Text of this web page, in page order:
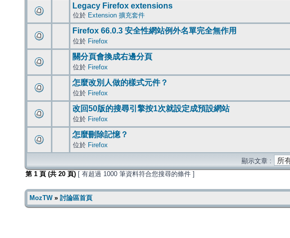
Legacy Firefox extensions
位於 Extension 擴充套件
Firefox 66.0.3 安全性網站例外名單完全無作用
位於 Firefox
關分頁會換成右邊分頁
位於 Firefox
怎麼改別人做的樣式元件？
位於 Firefox
改回50版的搜尋引擎按1次就設定成預設網站
位於 Firefox
怎麼刪除記憶？
位於 Firefox
顯示文章 :
第 1 頁 (共 20 頁) [ 有超過 1000 筆資料符合您搜尋的條件 ]
MozTW» 討論區首頁